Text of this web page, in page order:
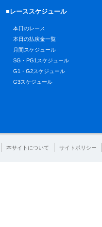
■レーススケジュール
本日のレース
本日の払戻金一覧
月間スケジュール
SG・PG1スケジュール
G1・G2スケジュール
G3スケジュール
本サイトについて サイトポリシー